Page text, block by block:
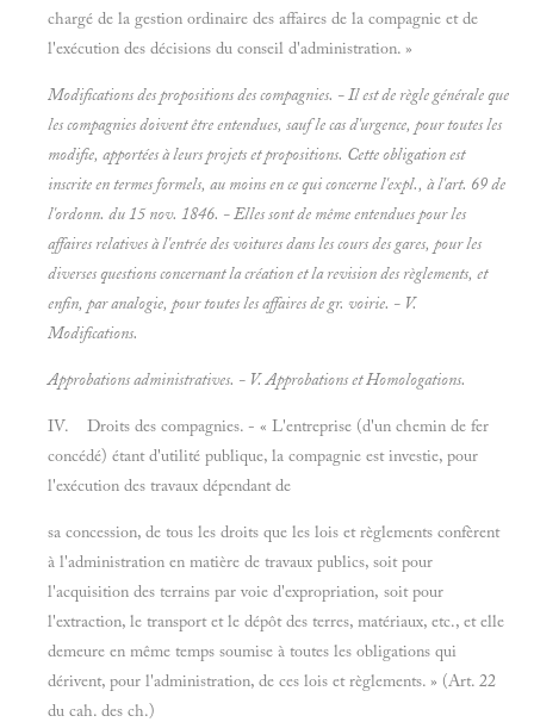
chargé de la gestion ordinaire des affaires de la compagnie et de
l'exécution des décisions du conseil d'administration. »
Modifications des propositions des compagnies. - Il est de règle générale que
les compagnies doivent être entendues, sauf le cas d'urgence, pour toutes les
modifie, apportées à leurs projets et propositions. Cette obligation est
inscrite en termes formels, au moins en ce qui concerne l'expl., à l'art. 69 de
l'ordonn. du 15 nov. 1846. - Elles sont de même entendues pour les
affaires relatives à l'entrée des voitures dans les cours des gares, pour les
diverses questions concernant la création et la revision des règlements, et
enfin, par analogie, pour toutes les affaires de gr. voirie. - V.
Modifications.
Approbations administratives. - V.Approbations etHomologations.
IV. Droits des compagnies. - « L'entreprise (d'un chemin de fer
concédé) étant d'utilité publique, la compagnie est investie, pour
l'exécution des travaux dépendant de
sa concession, de tous les droits que les lois et règlements confèrent
à l'administration en matière de travaux publics, soit pour
l'acquisition des terrains par voie d'expropriation, soit pour
l'extraction, le transport et le dépôt des terres, matériaux, etc., et elle
demeure en même temps soumise à toutes les obligations qui
dérivent, pour l'administration, de ces lois et règlements. » (Art. 22
du cah. des ch.)